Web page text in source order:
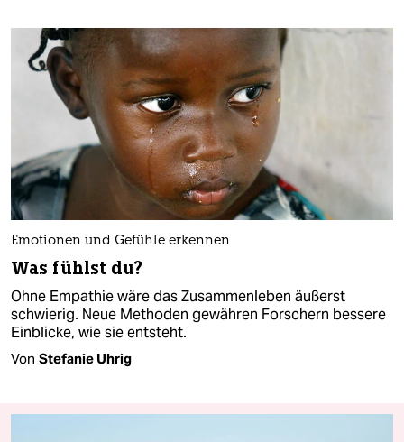
Emotionen und Gefühle erkennen
Was fühlst du?
Ohne Empathie wäre das Zusammenleben äußerst
schwierig. Neue Methoden gewähren Forschern bessere
Einblicke, wie sie entsteht.
Von Stefanie Uhrig